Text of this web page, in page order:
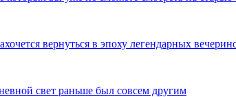
вернуться в эпоху легендарных
свет раньше был совсем другим